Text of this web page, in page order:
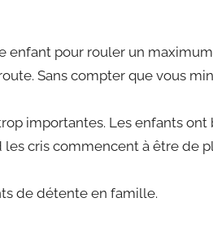
pour rouler un
Sans compter que vous
importantes. Les enfants ont
cris commencent à être de
de détente en famille.